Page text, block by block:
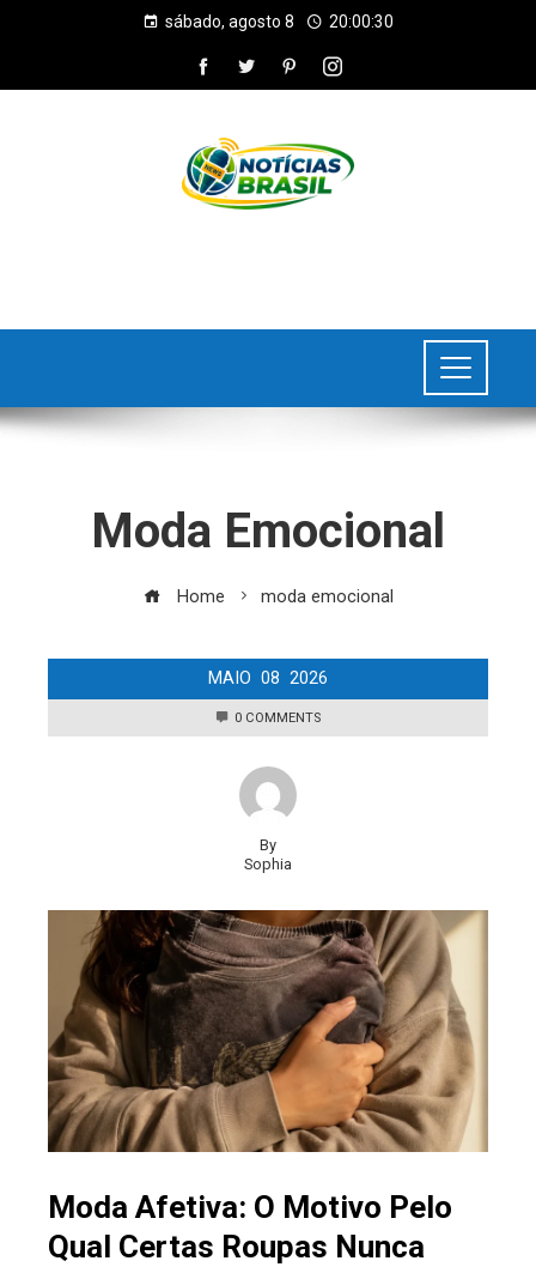
sábado, agosto 8 20:00:30
Moda Emocional
Home moda emocional
MAIO 08 2026
0 COMMENTS
By
Sophia
Moda Afetiva: O Motivo Pelo
Qual Certas Roupas Nunca